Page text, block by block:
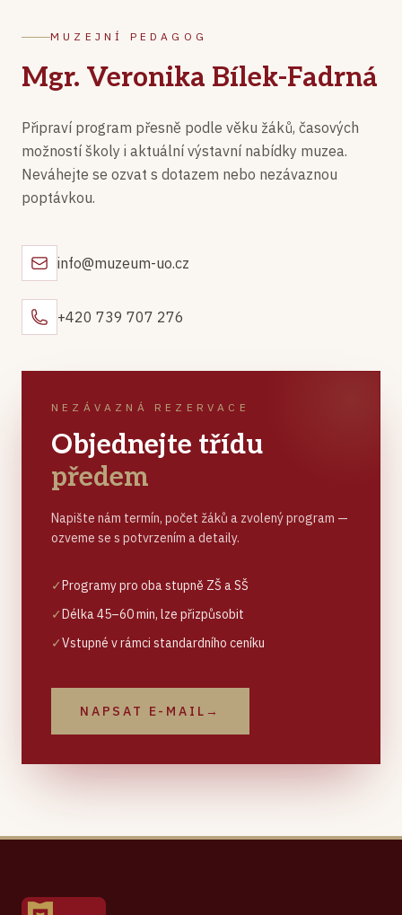
MUZEJNÍ PEDAGOG
Mgr. Veronika Bílek-Fadrná
Připraví program přesně podle věku žáků, časových
možností školy i aktuální výstavní nabídky muzea.
Neváhejte se ozvat s dotazem nebo nezávaznou
poptávkou.
info@muzeum-uo.cz
+420 739 707 276
NEZÁVAZNÁ REZERVACE
Objednejte třídu
předem
Napište nám termín, počet žáků a zvolený program —
ozveme se s potvrzením a detaily.
✓Programy pro oba stupně ZŠ a SŠ
✓Délka 45–60 min, lze přizpůsobit
✓Vstupné v rámci standardního ceníku
NAPSAT E-MAIL →